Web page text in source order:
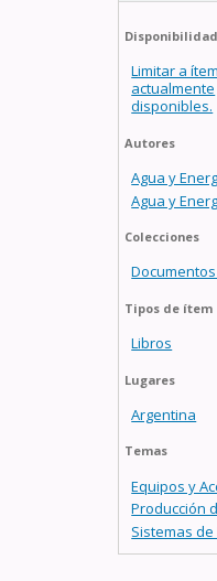
Disponibilidad
Limitar a
actualmente
disponibles.
Autores
Agua y
Agua y
Colecciones
Tipos de ítem
Libros
Lugares
Argentina
Temas
Equipos y
Producción
Sistemas de